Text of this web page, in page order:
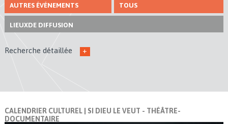
AUTRES ÉVÉNEMENTS TOUS
LIEUXDE DIFFUSION
Recherche détaillée +
CALENDRIER CULTUREL| SI DIEU LE VEUT - THÉÂTRE-
DOCUMENTAIRE